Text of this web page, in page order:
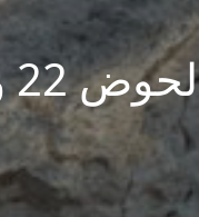
22 و 23